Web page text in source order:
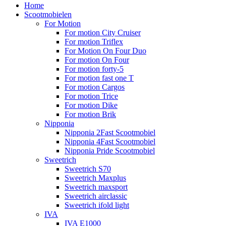
Home
Scootmobielen
For Motion
For motion City Cruiser
For motion Triflex
For Motion On Four Duo
For motion On Four
For motion forty-5
For motion fast one T
For motion Cargos
For motion Trice
For motion Dike
For motion Brik
Nipponia
Nipponia 2Fast Scootmobiel
Nipponia 4Fast Scootmobiel
Nipponia Pride Scootmobiel
Sweetrich
Sweetrich S70
Sweetrich Maxplus
Sweetrich maxsport
Sweetrich airclassic
Sweetrich ifold light
IVA
IVA E1000